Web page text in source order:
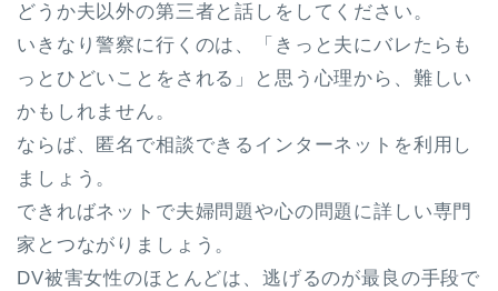
どうか夫以外の第三者と話しをしてください。
いきなり警察に行くのは、「きっと夫にバレたらも
っとひどいことをされる」と思う心理から、難しい
かもしれません。
ならば、匿名で相談できるインターネットを利用し
ましょう。
できればネットで夫婦問題や心の問題に詳しい専門
家とつながりましょう。
DV被害女性のほとんどは、逃げるのが最良の手段で